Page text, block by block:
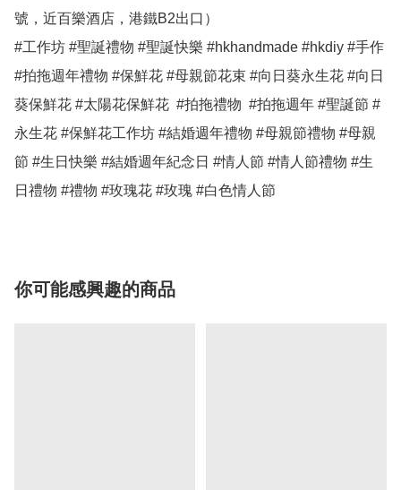
號，近百樂酒店，港鐵B2出口）
#工作坊 #聖誕禮物 #聖誕快樂 #hkhandmade #hkdiy #手作
#拍拖週年禮物 #保鮮花 #母親節花束 #向日葵永生花 #向日
葵保鮮花 #太陽花保鮮花  #拍拖禮物  #拍拖週年 #聖誕節 #
永生花 #保鮮花工作坊 #結婚週年禮物 #母親節禮物 #母親
節 #生日快樂 #結婚週年紀念日 #情人節 #情人節禮物 #生
日禮物 #禮物 #玫瑰花 #玫瑰 #白色情人節
你可能感興趣的商品